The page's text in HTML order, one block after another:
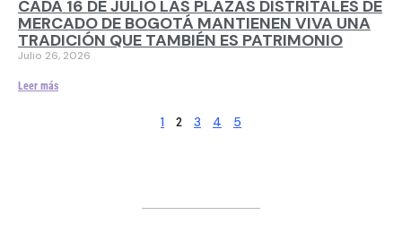
CADA 16 DE JULIO LAS PLAZAS DISTRITALES DE
MERCADO DE BOGOTÁ MANTIENEN VIVA UNA
TRADICIÓN QUE TAMBIÉN ES PATRIMONIO
Julio 26, 2026
Leer más
1 2 3 4 5